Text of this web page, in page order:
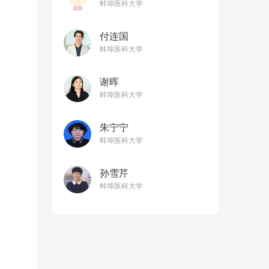
蚌埠医科大学
付连国
蚌埠医科大学
谢晖
蚌埠医科大学
朱宁宁
蚌埠医科大学
孙雪芹
蚌埠医科大学